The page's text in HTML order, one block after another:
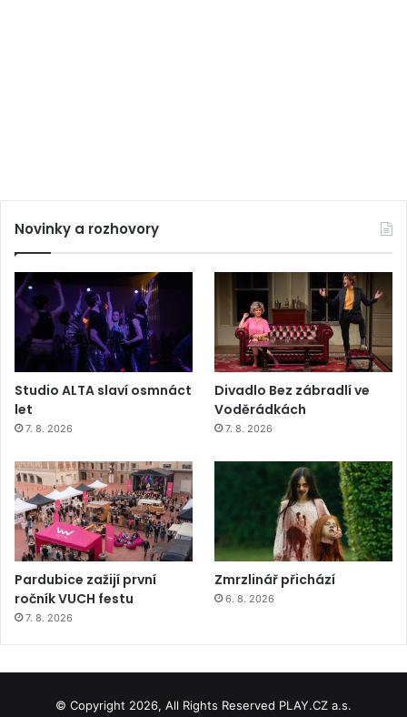
Novinky a rozhovory
Studio ALTA slaví osmnáct
let
7. 8. 2026
Divadlo Bez zábradlí ve
Voděrádkách
7. 8. 2026
Pardubice zažijí první
ročník VUCH festu
7. 8. 2026
Zmrzlinář přichází
6. 8. 2026
© Copyright 2026, All Rights Reserved PLAY.CZ a.s.